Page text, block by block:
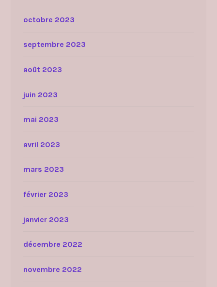
octobre 2023
septembre 2023
août 2023
juin 2023
mai 2023
avril 2023
mars 2023
février 2023
janvier 2023
décembre 2022
novembre 2022